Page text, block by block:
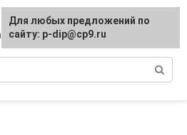
автомобиля
Для любых предложений по
сайту: p-dip@cp9.ru